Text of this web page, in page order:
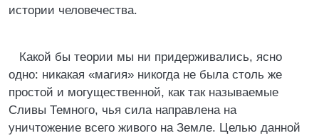
истории человечества.
Какой бы теории мы ни придерживались, ясно
одно: никакая «магия» никогда не была столь же
простой и могущественной, как так называемые
Сливы Темного, чья сила направлена на
уничтожение всего живого на Земле. Целью данной